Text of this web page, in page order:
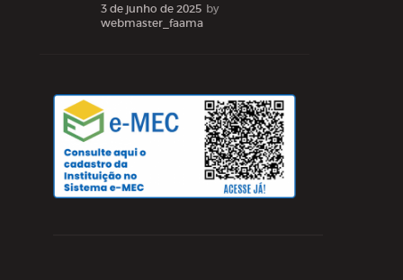
3 de junho de 2025 by
webmaster_faama